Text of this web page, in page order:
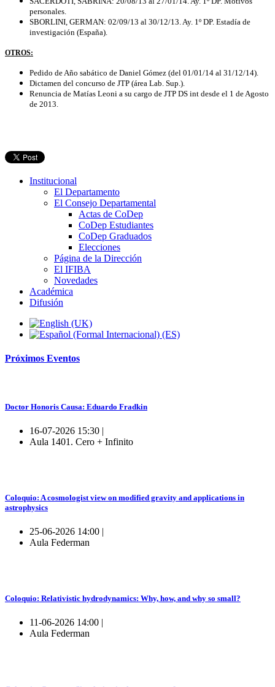
personales.
SBORLINI, GERMAN: 02/09/13 al 30/12/13. Ay. 1º DP. Estadía de
investigación (España).
OTROS:
Pedido de Año sabático de Daniel Gómez (del 01/01/14 al 31/12/14).
Dictamen del concurso de JTP (área Lab. Sup.).
Renuncia de Matías Leoni a su cargo de JTP DS int desde el 1 de Agosto
de 2013.
Institucional
El Departamento
El Consejo Departamental
Actas de CoDep
CoDep Estudiantes
CoDep Graduados
Elecciones
Página de la Dirección
El IFIBA
Novedades
Académica
Difusión
Próximos Eventos
Doctor Honoris Causa: Eduardo Fradkin
16-07-2026 15:30 |
Aula 1401. Cero + Infinito
Coloquio: A cosmologist view on modified gravity and applications in
astrophysics
25-06-2026 14:00 |
Aula Federman
Coloquio: Relativistic hydrodynamics: Why, how, and why so small?
11-06-2026 14:00 |
Aula Federman